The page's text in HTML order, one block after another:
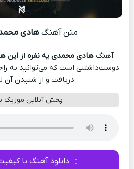
متن آهنگهادی
آهنگ هادی محمدی یه نفره از این
دوست‌داشتنی است که می‌توانید به
دریافت و از شنیدن آن
پخش آنلاین موزیک
دانلود آهنگ با کیفیت